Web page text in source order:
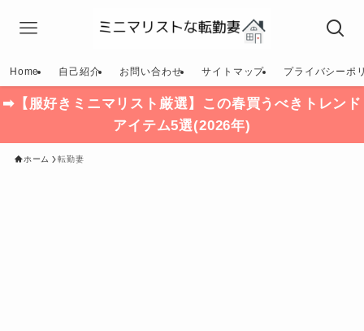
Home 自己紹介 お問い合わせ サイトマップ プライバシーポ
➡【服好きミニマリスト厳選】この春買うべきトレンド
アイテム5選(2026年)
ホーム 転勤妻